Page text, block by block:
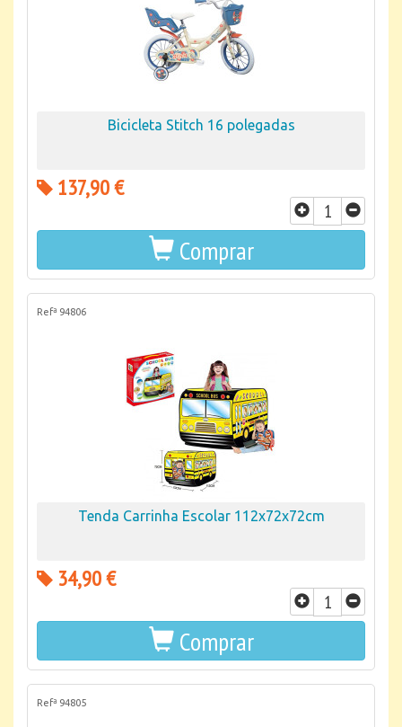
Bicicleta Stitch 16 polegadas
137,90 €
Comprar
Refª 94806
Tenda Carrinha Escolar 112x72x72cm
34,90 €
Comprar
Refª 94805